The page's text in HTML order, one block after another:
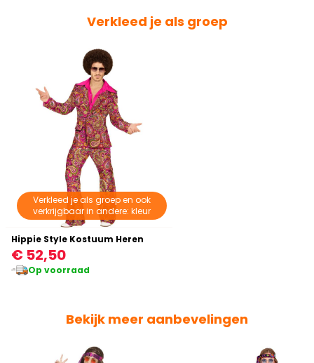
Verkleed je als groep
Verkleed je als groep en ook
verkrijgbaar in andere: kleur
Hippie Style Kostuum Heren
€ 52,50
Op voorraad
Bekijk meer aanbevelingen